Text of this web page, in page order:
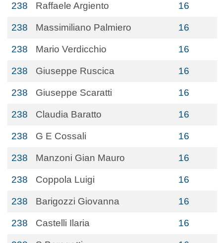
238 Raffaele Argiento 16
238 Massimiliano Palmiero 16
238 Mario Verdicchio 16
238 Giuseppe Ruscica 16
238 Giuseppe Scaratti 16
238 Claudia Baratto 16
238 G E Cossali 16
238 Manzoni Gian Mauro 16
238 Coppola Luigi 16
238 Barigozzi Giovanna 16
238 Castelli Ilaria 16